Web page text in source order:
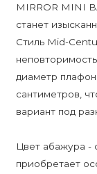
MIRROR MINI
станет
Стиль Mid-
диаметр
сантиметров,
вариант под
Цвет абажура -
приобретает